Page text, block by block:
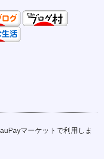
マーケットで利用しま